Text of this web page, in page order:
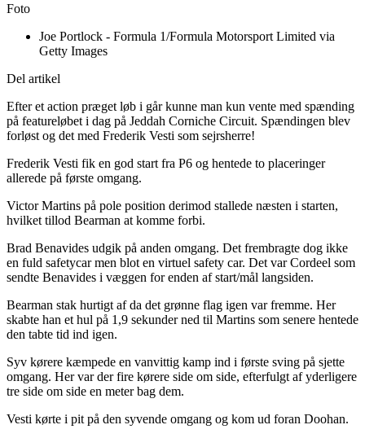
Foto
Joe Portlock - Formula 1/Formula Motorsport Limited via
Getty Images
Del artikel
Efter et action præget løb i går kunne man kun vente med spænding
på featureløbet i dag på Jeddah Corniche Circuit. Spændingen blev
forløst og det med Frederik Vesti som sejrsherre!
Frederik Vesti fik en god start fra P6 og hentede to placeringer
allerede på første omgang.
Victor Martins på pole position derimod stallede næsten i starten,
hvilket tillod Bearman at komme forbi.
Brad Benavides udgik på anden omgang. Det frembragte dog ikke
en fuld safetycar men blot en virtuel safety car. Det var Cordeel som
sendte Benavides i væggen for enden af start/mål langsiden.
Bearman stak hurtigt af da det grønne flag igen var fremme. Her
skabte han et hul på 1,9 sekunder ned til Martins som senere hentede
den tabte tid ind igen.
Syv kørere kæmpede en vanvittig kamp ind i første sving på sjette
omgang. Her var der fire kørere side om side, efterfulgt af yderligere
tre side om side en meter bag dem.
Vesti kørte i pit på den syvende omgang og kom ud foran Doohan.